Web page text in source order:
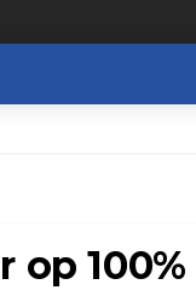
op 100%